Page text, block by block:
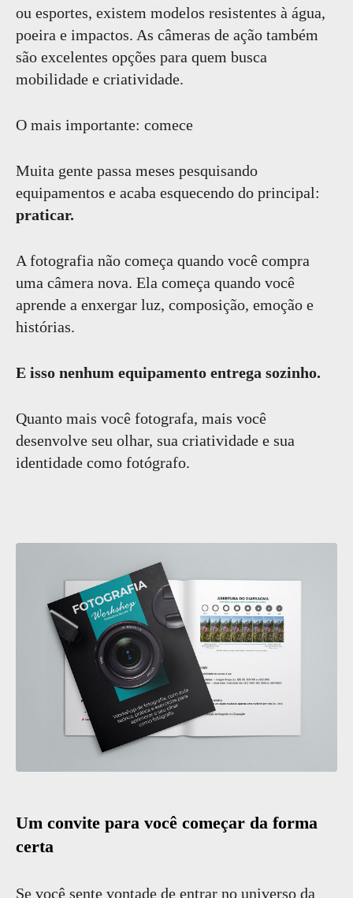
ou esportes, existem modelos resistentes à água,
poeira e impactos. As câmeras de ação também
são excelentes opções para quem busca
mobilidade e criatividade.
O mais importante: comece
Muita gente passa meses pesquisando
equipamentos e acaba esquecendo do principal:
praticar.
A fotografia não começa quando você compra
uma câmera nova. Ela começa quando você
aprende a enxergar luz, composição, emoção e
histórias.
E isso nenhum equipamento entrega sozinho.
Quanto mais você fotografa, mais você
desenvolve seu olhar, sua criatividade e sua
identidade como fotógrafo.
Um convite para você começar da forma
certa
Se você sente vontade de entrar no universo da